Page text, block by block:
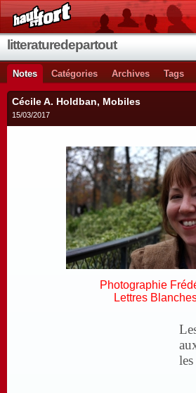
litteraturedepartout
Notes Catégories Archives Tags
Cécile A. Holdban, Mobiles
15/03/2017
Photographie
Lettres